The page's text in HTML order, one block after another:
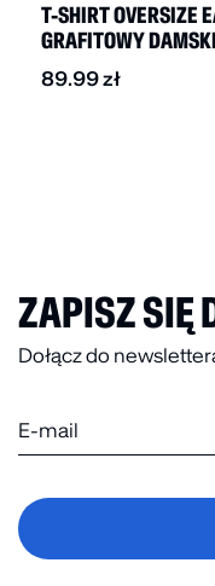
T-SHIRT OVERSIZE
GRAFITOWY DAMSKI
89.99zł
ZAPISZ SIĘ
Dołącz do